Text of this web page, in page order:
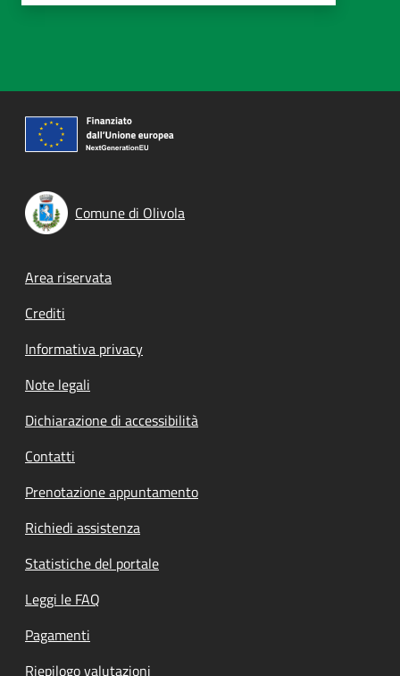
Comune di Olivola
Footer menu
Area riservata
Crediti
Informativa privacy
Note legali
Dichiarazione di accessibilità
Contatti
Prenotazione appuntamento
Richiedi assistenza
Statistiche del portale
Leggi le FAQ
Pagamenti
Riepilogo valutazioni